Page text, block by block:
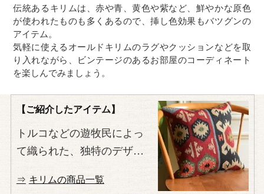
伝統あるキリムは、赤や青、黄色や紫など、鮮やかな原色
が使われたものも多くあるので、挿し色効果もバツグンの
アイテム。
気軽に使えるオールドキリムのラグやクッションなどを取
り入れながら、ビンテージのあるお部屋のコーディネート
を楽しんでみましょう。
【ご紹介したアイテム】
トルコなどの遊牧民によっ
て織られた、独特のデザイ
ンがおしゃれなキリムの絨
毯やクッションなどをご紹
キリムの商品一覧